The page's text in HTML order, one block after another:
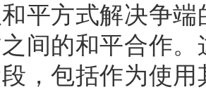
平方式解决争
间的和平合作
，包括作为使